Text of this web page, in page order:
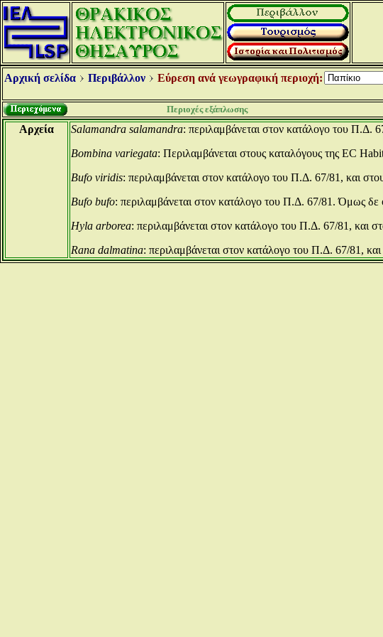
Αρχική σελίδα Περιβάλλον Εύρεση ανά γεωγραφική περιοχή:
Περιοχές εξάπλωσης
Αρχεία Salamandra salamandra: περιλαμβάνεται στον κατάλογο του Π.Δ.
Bombina variegata: Περιλαμβάνεται στους καταλόγους της EC
Bufo viridis: περιλαμβάνεται στον κατάλογο του Π.Δ. 67/81, και
Bufo bufo: περιλαμβάνεται στον κατάλογο του Π.Δ. 67/81. Όμως δε
Hyla arborea: περιλαμβάνεται στον κατάλογο του Π.Δ. 67/81, και
Rana dalmatina: περιλαμβάνεται στον κατάλογο του Π.Δ. 67/81,